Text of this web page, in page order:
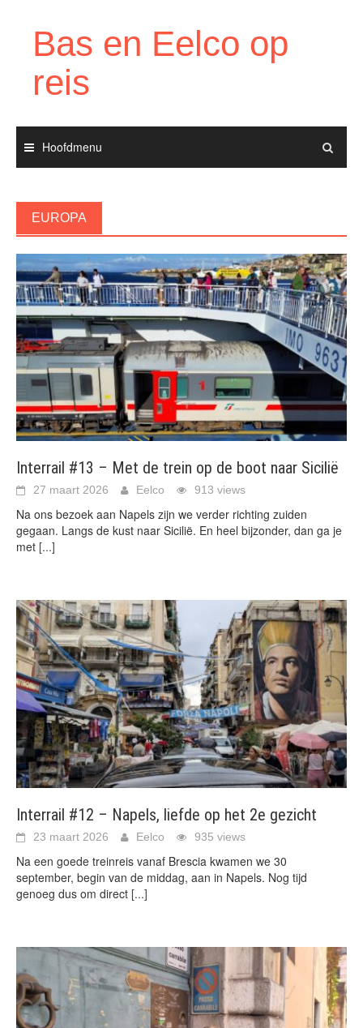
Bas en Eelco op
reis
Hoofdmenu
EUROPA
Interrail #13 – Met de trein op de boot naar Sicilië
27 maart 2026 Eelco 913 views
Na ons bezoek aan Napels zijn we verder richting zuiden
gegaan. Langs de kust naar Sicilië. En heel bijzonder, dan ga je
met [...]
Interrail #12 – Napels, liefde op het 2e gezicht
23 maart 2026 Eelco 935 views
Na een goede treinreis vanaf Brescia kwamen we 30
september, begin van de middag, aan in Napels. Nog tijd
genoeg dus om direct [...]